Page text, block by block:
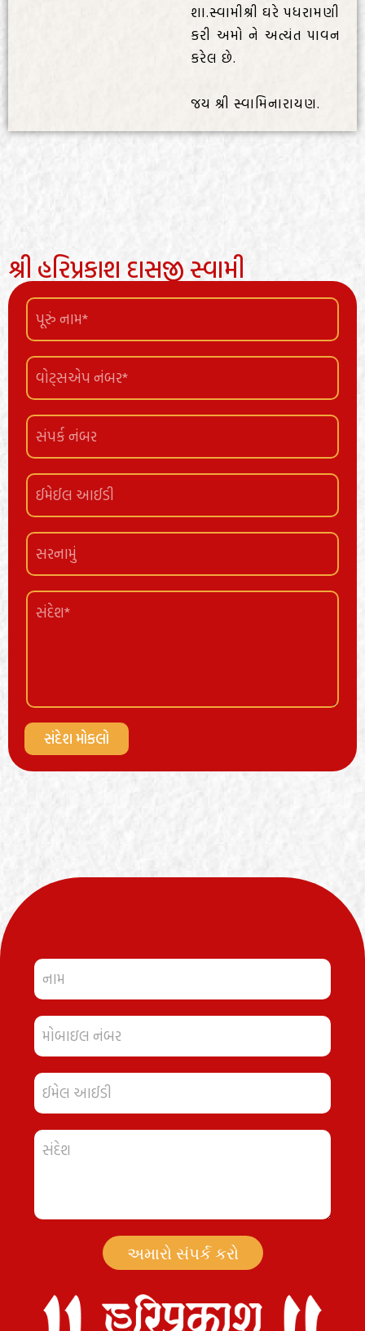
શા.સ્વામીશ્રી ઘરે પધરામણી
કરી અમો ને અત્યંત પાવન
કરેલ છે.
જય શ્રી સ્વામિનારાયણ.
શ્રી હરિપ્રકાશ દાસજી સ્વામી
સંદેશ મોકલો
અમારો સંપર્ક કરો